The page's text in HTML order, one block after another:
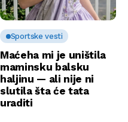
Sportske vesti
Maćeha mi je uništila
maminsku balsku
haljinu — ali nije ni
slutila šta će tata
uraditi